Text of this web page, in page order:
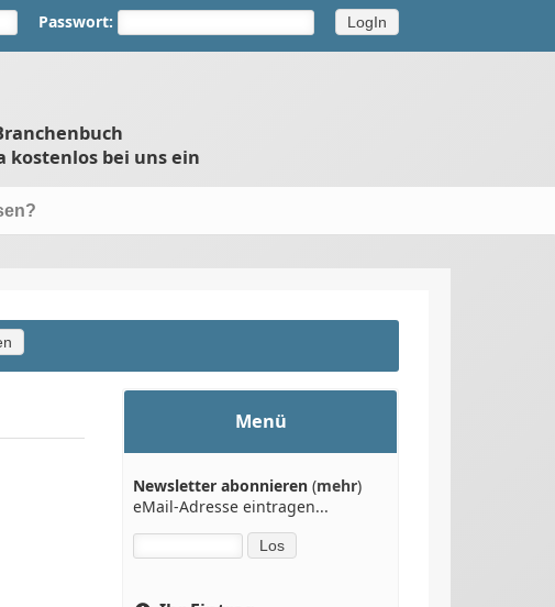
Passwort:
kostenlos bei uns ein
Menü
Newsletter abonnieren (mehr)
eMail-Adresse eintragen...